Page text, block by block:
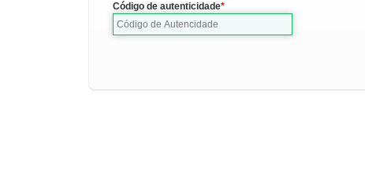
Código de autenticidade